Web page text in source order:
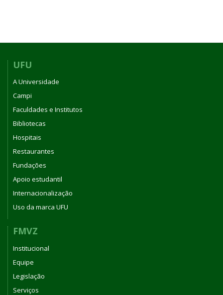
UFU
A Universidade
Campi
Faculdades e Institutos
Bibliotecas
Hospitais
Restaurantes
Fundações
Apoio estudantil
Internacionalização
Uso da marca UFU
FMVZ
Institucional
Equipe
Legislação
Serviços